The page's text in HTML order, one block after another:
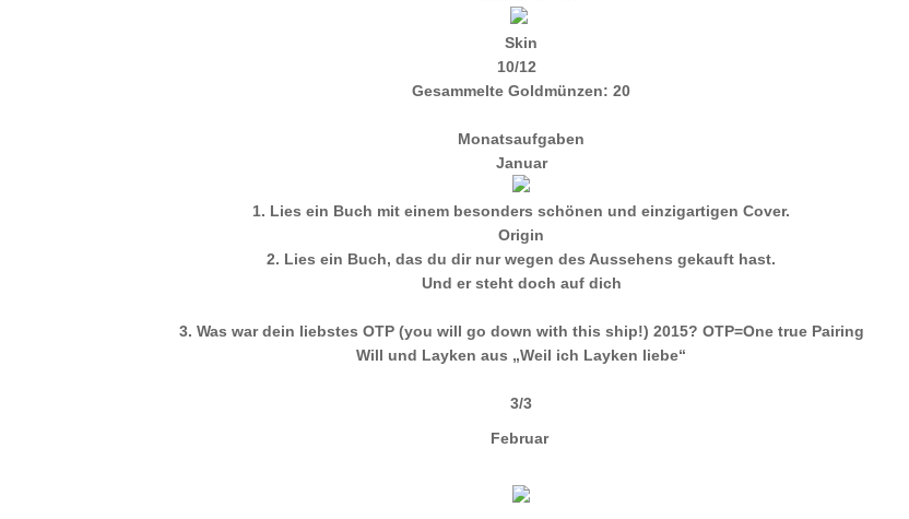
Skin
10/12
Gesammelte Goldmünzen: 20
Monatsaufgaben
Januar
1. Lies ein Buch mit einem besonders schönen und einzigartigen Cover.
Origin
2. Lies ein Buch, das du dir nur wegen des Aussehens gekauft hast.
Und er steht doch auf dich
3. Was war dein liebstes OTP (you will go down with this ship!) 2015? OTP=One true Pairing
Will und Layken aus „Weil ich Layken liebe“
3/3
Februar